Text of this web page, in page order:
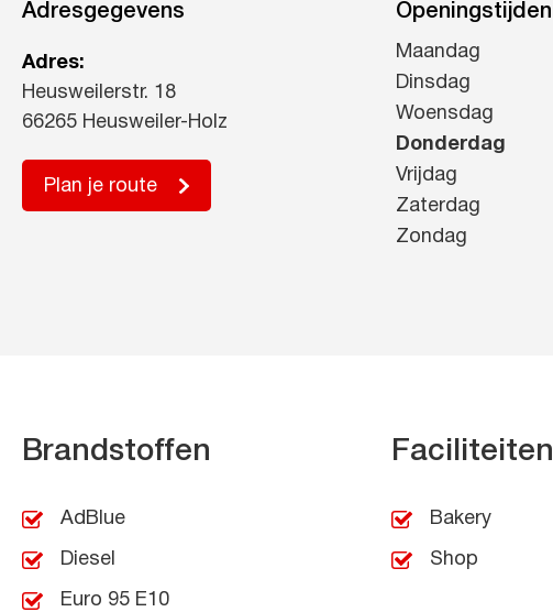
Adresgegevens
Adres:
Heusweilerstr. 18
66265 Heusweiler-Holz
Plan je route
Openingstijden
Maandag
Dinsdag
Woensdag
Donderdag
Vrijdag
Zaterdag
Zondag
Brandstoffen
AdBlue
Diesel
Euro 95 E10
Faciliteiten
Bakery
Shop